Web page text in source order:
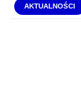
AKTUALNOŚCI